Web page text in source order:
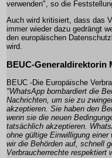
verwenden", so die
Auch wird kritisiert, dass das
immer wieder dazu gedrängt
den europäischen
wird.
BEUC-Generaldirektorin
BEUC -Die Europäische
"WhatsApp bombardiert die
Nachrichten, um sie zu
akzeptieren. Sie haben den
wenn sie die neuen
tatsächlich akzeptieren.
ohne gültige Einwilligung
wir die Behörden auf, schnell
Verbraucherrechte respektiert